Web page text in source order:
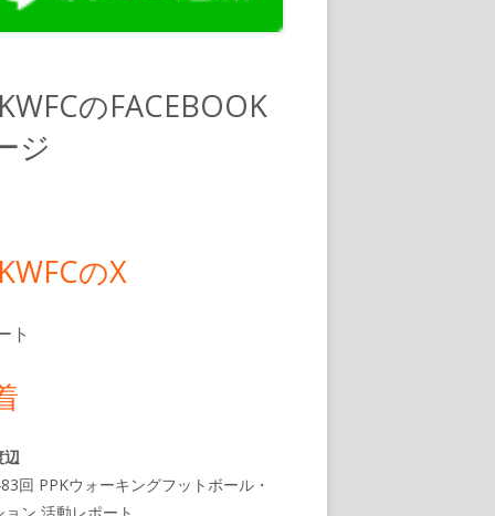
のFACEBOOK
ジ
のX
ト
辺
回 PPKウォーキングフットボール・